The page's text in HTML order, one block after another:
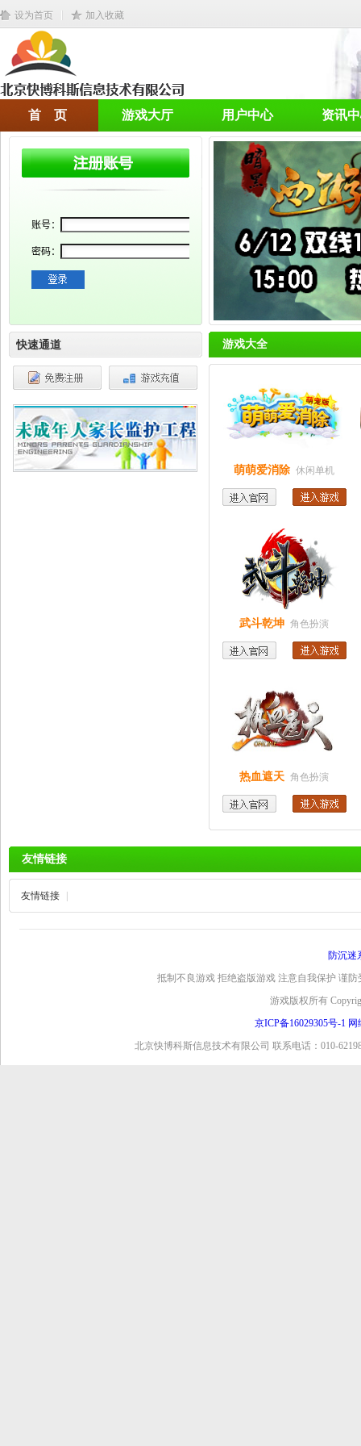
设为首页 加入收藏
首 页 游戏大厅 用户中心 资讯
快速通道 游戏大全
萌萌爱消除 休闲单机
武斗乾坤 角色扮演
热血遮天 角色扮演
友情链接
友情链接
防沉迷
抵制不良游戏 拒绝盗版游戏 注意自我保护 谨
游戏版权所有
京ICP备16029305号-1 网
北京快博科斯信息技术有限公司 联系电话：010-